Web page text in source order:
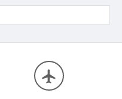
flight